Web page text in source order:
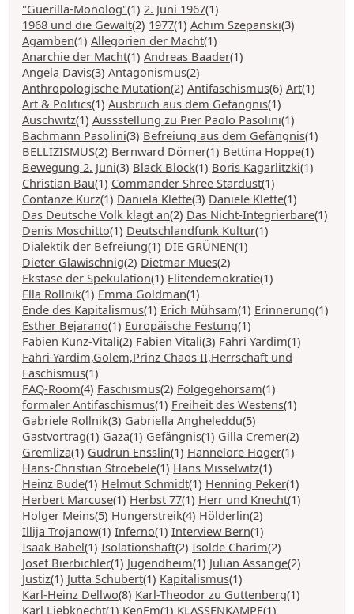
"Guerilla-Monolog"(1) 2. Juni 1967(1)
1968 und die Gewalt(2) 1977(1) Achim Szepanski(3)
Agamben(1) Allegorien der Macht(1)
Anarchie der Macht(1) Andreas Baader(1)
Angela Davis(3) Antagonismus(2)
Anthropologische Mutation(2) Antifaschismus(6) Art(1)
Art & Politics(1) Ausbruch aus dem Gefängnis(1)
Auschwitz(1) Aussstellung zu Pier Paolo Pasolini(1)
Bachmann Pasolini(3) Befreiung aus dem Gefängnis(1)
BELLIZISMUS(2) Bernward Dörner(1) Bettina Hoppe(1)
Bewegung 2. Juni(3) Black Block(1) Boris Kagarlitzki(1)
Christian Bau(1) Commander Shree Stardust(1)
Contanze Kurz(1) Daniela Klette(3) Daniele Klette(1)
Das Deutsche Volk klagt an(2) Das Nicht-Integrierbare(1)
Denis Moschitto(1) Deutschlandfunk Kultur(1)
Dialektik der Befreiung(1) DIE GRÜNEN(1)
Dieter Glawischnig(2) Dietmar Mues(2)
Ekstase der Spekulation(1) Elitendemokratie(1)
Ella Rollnik(1) Emma Goldman(1)
Ende des Kapitalismus(1) Erich Mühsam(1) Erinnerung(1)
Esther Bejarano(1) Europäische Festung(1)
Fabien Kunz-Vitali(2) Fabien Vitali(3) Fahri Yardim(1)
Fahri Yardim,Golem,Prinz Chaos II,Herrschaft und
Faschismus(1)
FAQ-Room(4) Faschismus(2) Folgegehorsam(1)
formaler Antifaschismus(1) Freiheit des Westens(1)
Gabriele Rollnik(3) Gabriella Angheleddu(5)
Gastvortrag(1) Gaza(1) Gefängnis(1) Gilla Cremer(2)
Gremliza(1) Gudrun Ensslin(1) Hannelore Hoger(1)
Hans-Christian Stroebele(1) Hans Misselwitz(1)
Heinz Bude(1) Helmut Schmidt(1) Henning Peker(1)
Herbert Marcuse(1) Herbst 77(1) Herr und Knecht(1)
Holger Meins(5) Hungerstreik(4) Hölderlin(2)
Illija Trojanow(1) Inferno(1) Interview Bern(1)
Isaak Babel(1) Isolationshaft(2) Isolde Charim(2)
Josef Bierbichler(1) Jugendheim(1) Julian Assange(2)
Justiz(1) Jutta Schubert(1) Kapitalismus(1)
Karl-Heinz Dellwo(8) Karl-Theodor zu Guttenberg(1)
Karl Liebknecht(1) KenFm(1) KLASSENKAMPF(1)